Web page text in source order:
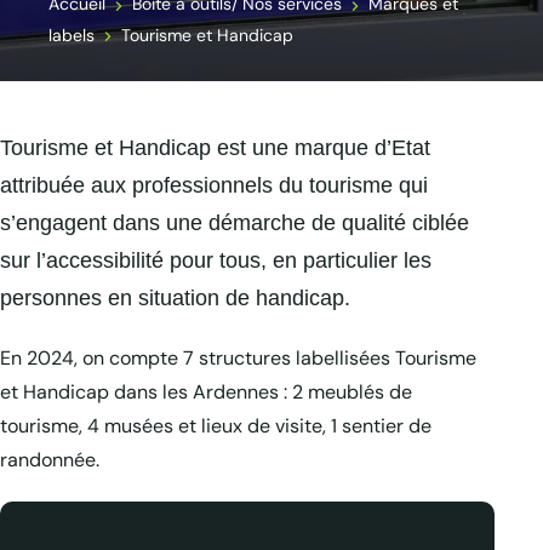
labels
Tourisme et Handicap
Tourisme et Handicap est une marque d’Etat
attribuée aux professionnels du tourisme qui
s’engagent dans une démarche de qualité ciblée
sur l’accessibilité pour tous, en particulier les
personnes en situation de handicap.
En 2024, on compte 7 structures labellisées Tourisme
et Handicap dans les Ardennes : 2 meublés de
tourisme, 4 musées et lieux de visite, 1 sentier de
randonnée.